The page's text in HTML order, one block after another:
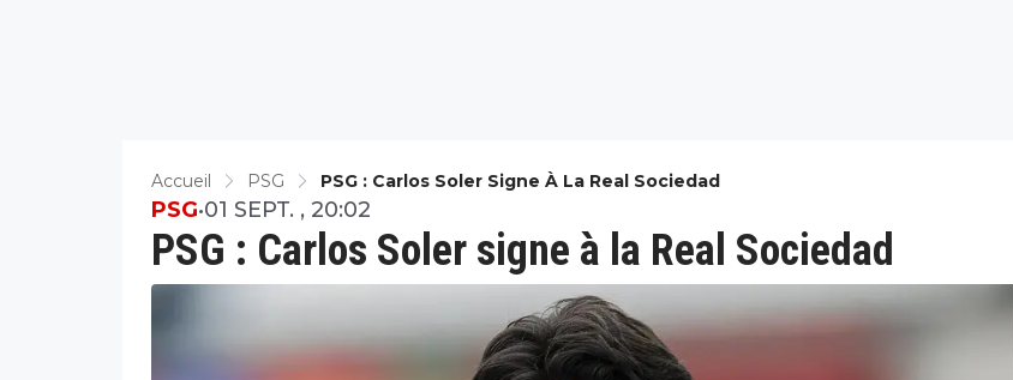
Accueil PSG PSG : Carlos Soler Signe À La Real Sociedad
PSG : Carlos Soler signe à la Real Sociedad
PSG•01 SEPT. , 20:02